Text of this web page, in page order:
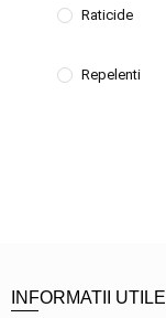
Raticide
Repelenti
INFORMATII UTILE